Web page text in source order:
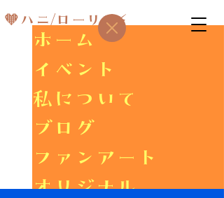
🧡ハニ/ローリス⚡
ホーム
イベント
私について
ブログ
ファンアート
オリジナル